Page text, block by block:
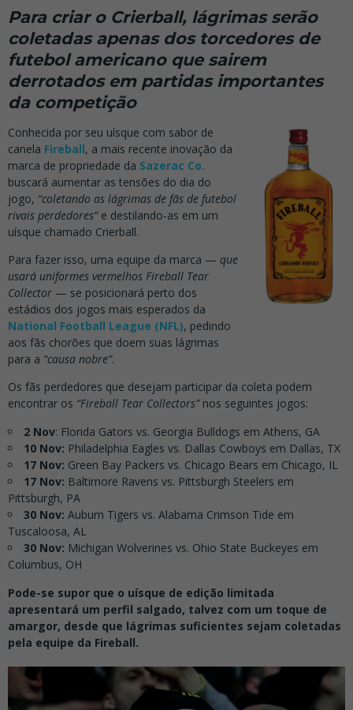
Para criar o Crierball, lágrimas serão
coletadas apenas dos torcedores de
futebol americano que sairem
derrotados em partidas importantes
da competição
Conhecida por seu uísque com sabor de
canela Fireball, a mais recente inovação da
marca de propriedade da Sazerac Co.
buscará aumentar as tensões do dia do
jogo, “coletando as lágrimas de fãs de futebol
rivais perdedores”e destilando-as em um
uísque chamado Crierball.
Para fazer isso, uma equipe da marca — que
usará uniformes vermelhos Fireball Tear
Collector — se posicionará perto dos
estádios dos jogos mais esperados da
National Football League (NFL), pedindo
aos fãs chorões que doem suas lágrimas
para a “causa nobre”.
Os fãs perdedores que desejam participar da coleta podem
encontrar os “Fireball Tear Collectors”nos seguintes jogos:
2 Nov: Florida Gators vs. Georgia Bulldogs em Athens, GA
10 Nov: Philadelphia Eagles vs. Dallas Cowboys em Dallas, TX
17 Nov: Green Bay Packers vs. Chicago Bears em Chicago, IL
17 Nov: Baltimore Ravens vs. Pittsburgh Steelers em
Pittsburgh, PA
30 Nov: Auburn Tigers vs. Alabama Crimson Tide em
Tuscaloosa, AL
30 Nov: Michigan Wolverines vs. Ohio State Buckeyes em
Columbus, OH
Pode-se supor que o uísque de edição limitada
apresentará um perfil salgado, talvez com um toque de
amargor, desde que lágrimas suficientes sejam coletadas
pela equipe da Fireball.